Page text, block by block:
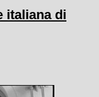
italiana di